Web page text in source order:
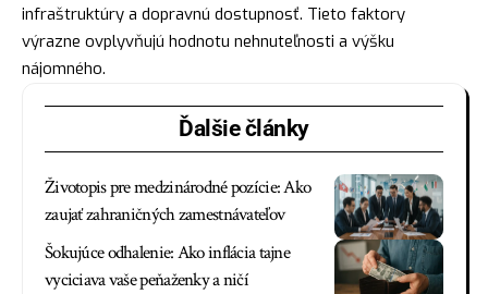
infraštruktúry a dopravnú dostupnosť. Tieto faktory
výrazne ovplyvňujú hodnotu nehnuteľnosti a výšku
nájomného.
Ďalšie články
Životopis pre medzinárodné pozície: Ako
zaujať zahraničných zamestnávateľov
Šokujúce odhalenie: Ako inflácia tajne
vyciciava vaše peňaženky a ničí